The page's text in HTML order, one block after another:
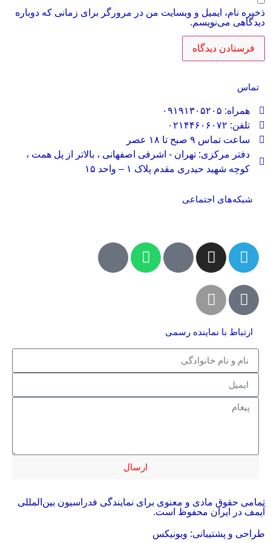
ذخیره نام، ایمیل و وبسایت من در مرورگر برای زمانی که دوباره
دیدگاهی می‌نویسم.
تماس
همراه: ۰۹۱۹۱۳۰۵۲۰۵
تلفن: ۰۲۱۴۴۶۰۶۰۷۲
ساعت تماس ۹ صبح تا ۱۸ عصر
دفتر مرکزی: تهران - اشرفی اصفهانی ، بالاتر از پل همت ،
کوچه شهید حیدری مقدم پلاک ۱ – واحد ۱۵
شبکه‌های اجتماعی
ارتباط با نماینده رسمی
ارسال
تمامی حقوق مادی و معنوی برای نمایندگی فدراسیون بین‌المللی
آیمف در ایران محفوظ است.
طراحی و پشتیبانی: وبونیکس